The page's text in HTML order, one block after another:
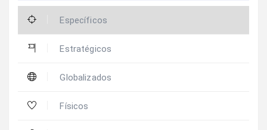
Específicos
Estratégicos
Globalizados
Físicos